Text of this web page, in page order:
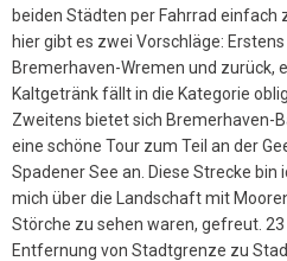
beiden Städten per Fahrrad einfach
hier gibt es zwei Vorschläge:
Bremerhaven-Wremen und zurück,
Kaltgetränk fällt in die Kategorie
Zweitens bietet sich Bremerhaven-
eine schöne Tour zum Teil an der
Spadener See an. Diese Strecke
mich über die Landschaft mit
Störche zu sehen waren, gefreut.
Entfernung von Stadtgrenze zu